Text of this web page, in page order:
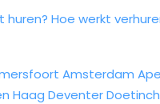
huren? Hoe werkt
Amsterdam
Haag Deventer